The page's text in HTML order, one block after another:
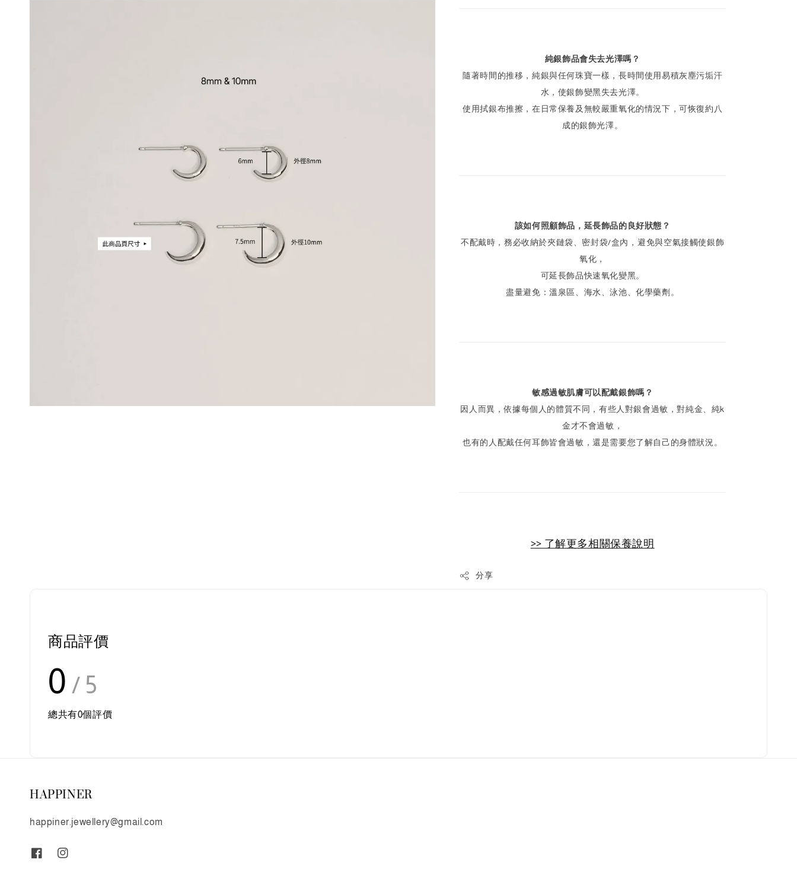
純銀飾品會失去光澤嗎？
隨著時間的推移，純銀與任何珠寶一樣，長時間使用易積灰塵污垢汗
水，使銀飾變黑失去光澤。
使用拭銀布推擦，在日常保養及無較嚴重氧化的情況下，可恢復約八
成的銀飾光澤。
該如何照顧飾品，延長飾品的良好狀態？
不配戴時，務必收納於夾鏈袋、密封袋/盒內，避免與空氣接觸使銀飾
氧化，
可延長飾品快速氧化變黑。
盡量避免：溫泉區、海水、泳池、化學藥劑。
敏感過敏肌膚可以配戴銀飾嗎？
因人而異，依據每個人的體質不同，有些人對銀會過敏，對純金、純k
金才不會過敏，
也有的人配戴任何耳飾皆會過敏，還是需要您了解自己的身體狀況。
>> 了解更多相關保養說明
分享
商品評價
0 / 5
總共有0個評價
HAPPINER
happiner.jewellery@gmail.com